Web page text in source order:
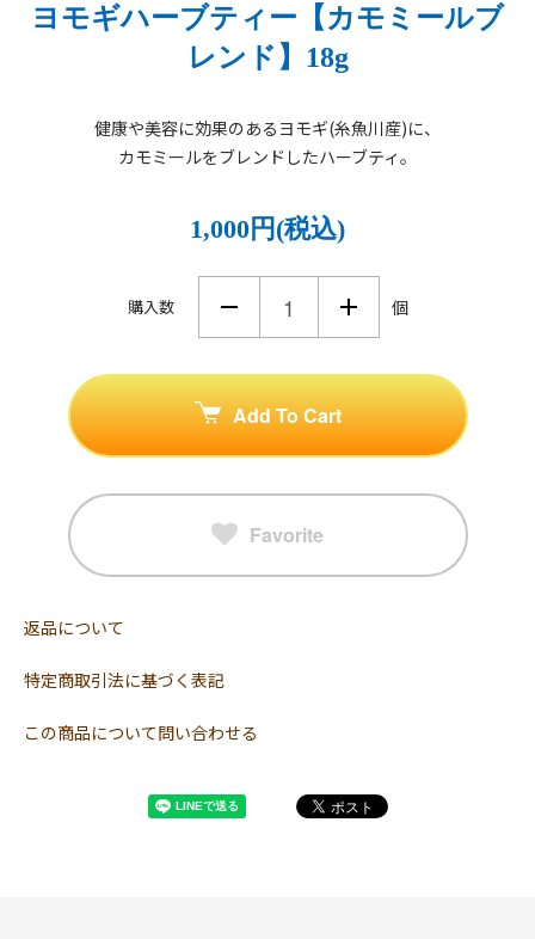
ヨモギハーブティー【カモミールブ
レンド】18g
健康や美容に効果のあるヨモギ(糸魚川産)に、
カモミールをブレンドしたハーブティ。
1,000円(税込)
購入数 個
Add To Cart
Favorite
返品について
特定商取引法に基づく表記
この商品について問い合わせる